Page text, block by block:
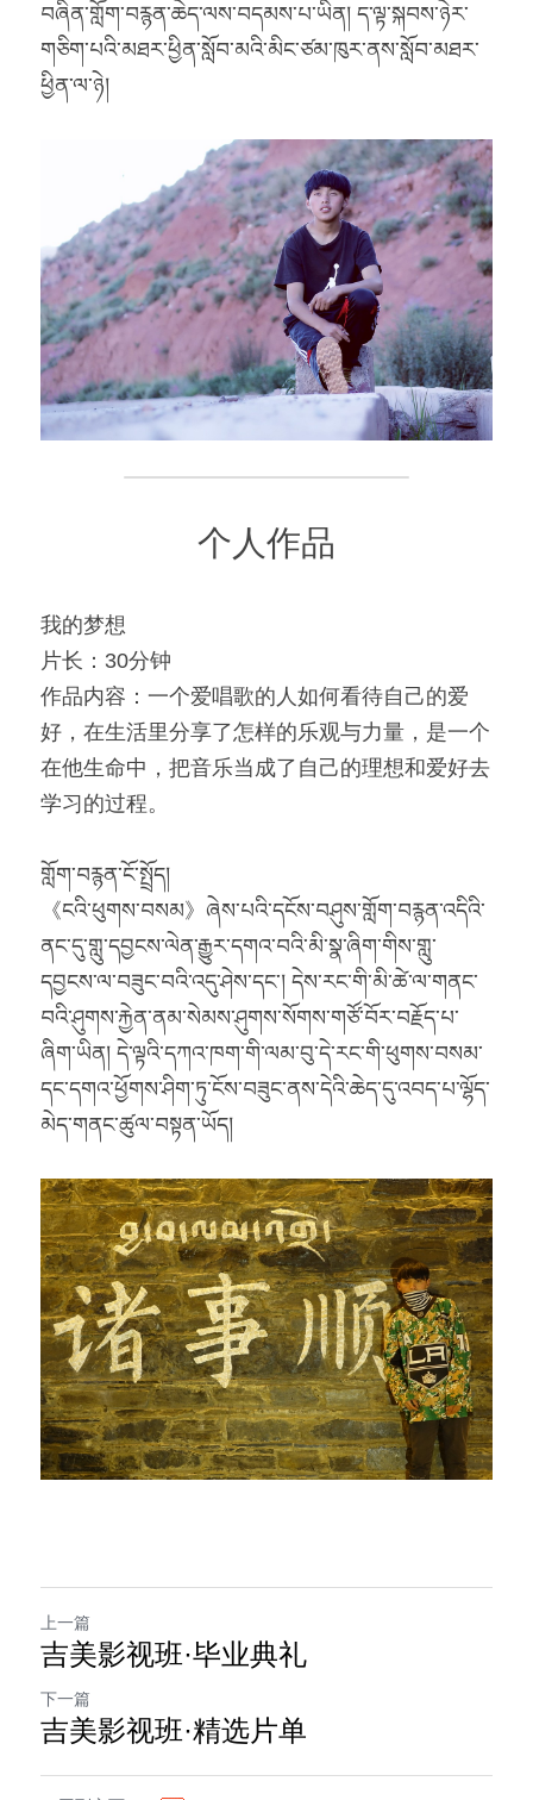
བཞིན་གློག་བརྙན་ཆེད་ལས་བདམས་པ་ཡིན། ད་ལྟ་སྐབས་ཉེར་
གཅིག་པའི་མཐར་ཕྱིན་སློབ་མའི་མིང་ཙམ་ཁུར་ནས་སློབ་མཐར་
ཕྱིན་ལ་ཉེ།
个人作品
我的梦想
片长：30分钟
作品内容：一个爱唱歌的人如何看待自己的爱
好，在生活里分享了怎样的乐观与力量，是一个
在他生命中，把音乐当成了自己的理想和爱好去
学习的过程。
གློག་བརྙན་ངོ་སྤྲོད།
《ངའི་ཕུགས་བསམ》ཞེས་པའི་དངོས་བཤུས་གློག་བརྙན་འདིའི་
ནང་དུ་གླུ་དབྱངས་ལེན་རྒྱུར་དགའ་བའི་མི་སྣ་ཞིག་གིས་གླུ་
དབྱངས་ལ་བཟུང་བའི་འདུ་ཤེས་དང་། དེས་རང་གི་མི་ཚེ་ལ་གནང་
བའི་ཤུགས་རྐྱེན་ནམ་སེམས་ཤུགས་སོགས་གཙོ་བོར་བརྗོད་པ་
ཞིག་ཡིན། དེ་ལྟའི་དཀའ་ཁག་གི་ལམ་བུ་དེ་རང་གི་ཕུགས་བསམ་
དང་དགའ་ཕྱོགས་ཤིག་ཏུ་ངོས་བཟུང་ནས་དེའི་ཆེད་དུ་འབད་པ་ལྷོད་
མེད་གནང་ཚུལ་བསྟན་ཡོད།
上一篇
吉美影视班·毕业典礼
下一篇
吉美影视班·精选片单